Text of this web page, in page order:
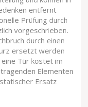
entfernt
Prüfung durch
vorgeschrieben.
durch einen
ersetzt werden
eine Tür kostet im
Elementen
Ersatz